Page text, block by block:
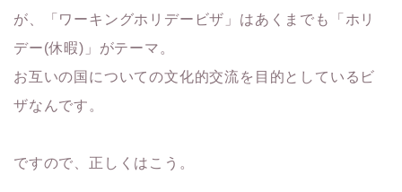
が、「ワーキングホリデービザ」はあくまでも「ホリ
デー(休暇)」がテーマ。
お互いの国についての文化的交流を目的としているビ
ザなんです。
ですので、正しくはこう。